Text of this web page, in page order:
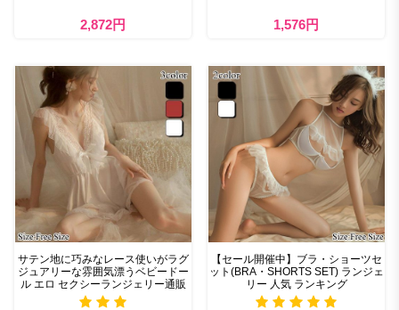
2,872円 1,576円
サテン地に巧みなレース使いがラグ
ジュアリーな雰囲気漂うベビードー
ル エロ セクシーランジェリー通販
【セール開催中】ブラ・ショーツセ
ット(BRA・SHORTS SET) ランジェ
リー 人気 ランキング